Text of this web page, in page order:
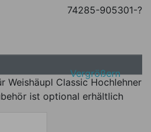
74285-905301-?
Vergrößern
ist optional erhältlich